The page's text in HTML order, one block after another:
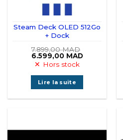
Steam Deck OLED 512Go
+ Dock
7.899,00MAD
Le
prix
initial
était :
7.899,00 MAD.
6.599,00 MADLe
est :
Hors stock
Lire la suite